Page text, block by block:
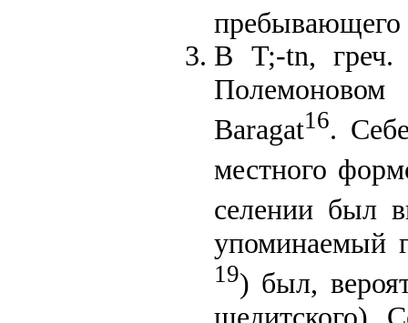
В T;-tn, греч.
Baragat16.
местного
селении был
упоминаемый
19) был,
шедитского)